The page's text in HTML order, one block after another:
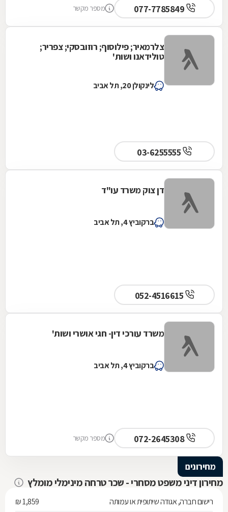
מספר מקשר
צלרמאיר; פילוסוף; רוזובסקי; צפריר;
טולידאנו ושות'
לינקולן 20, תל אביב
דן צוק משרד עו"ד
ברקוביץ 4, תל אביב
משרד עורכי דין- חגי אושרי ושות'
ברקוביץ 4, תל אביב
072-2645308 מספר מקשר
מחירונים
מחירון דיני משפט מסחרי - שכר טרחה מינימלי מומלץ
רישום חברה, אגודה שיתופית או עמותה
1,859 ₪